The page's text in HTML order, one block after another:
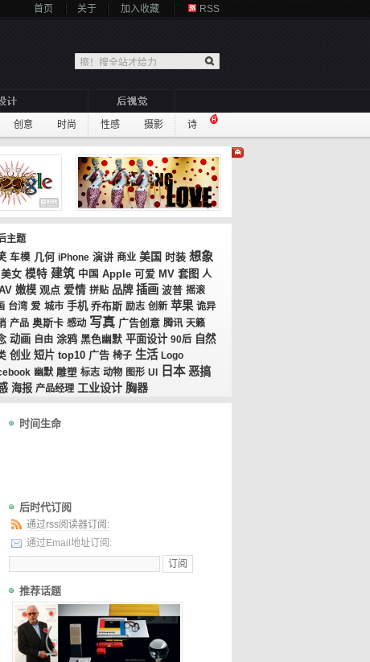
首页 关于 加入收藏 RSS
创意 时尚 性感 摄影 诗
主题
车模 几何 iPhone 演讲 商业 美国 时装 想象
美女 模特 建筑 中国 Apple 可爱 MV 套图 人
嫩模 观点 爱情 拼贴 品牌 插画 波普 摇滚
台湾 爱 城市 手机 乔布斯 励志 创新 苹果 诡异
产品 奥斯卡 感动 写真 广告创意 腾讯 天籁
动画 自由 涂鸦 黑色幽默 平面设计 90后 自然
创业 短片 top10 广告 椅子 生活 Logo
幽默 雕塑 标志 动物 图形 UI 日本 恶搞
海报 产品经理 工业设计 胸器
时间生命
后时代订阅
通过rss阅读器订阅:
通过Email地址订阅:
推荐话题